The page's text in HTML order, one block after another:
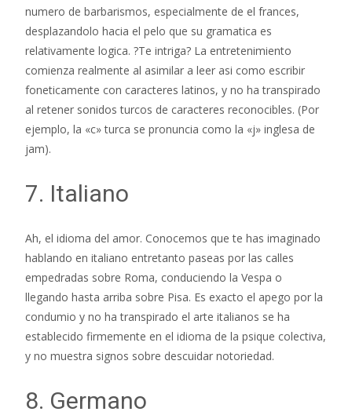
numero de barbarismos, especialmente de el frances,
desplazandolo hacia el pelo que su gramatica es
relativamente logica. ?Te intriga? La entretenimiento
comienza realmente al asimilar a leer asi­ como escribir
foneticamente con caracteres latinos, y no ha transpirado
al retener sonidos turcos de caracteres reconocibles. (Por
ejemplo, la «c» turca se pronuncia como la «j» inglesa de
jam).
7. Italiano
Ah, el idioma del amor. Conocemos que te has imaginado
hablando en italiano entretanto paseas por las calles
empedradas sobre Roma, conduciendo la Vespa o
llegando hasta arriba sobre Pisa. Es exacto el apego por la
condumio y no ha transpirado el arte italianos se ha
establecido firmemente en el idioma de la psique colectiva,
y no muestra signos sobre descuidar notoriedad.
8. Germano